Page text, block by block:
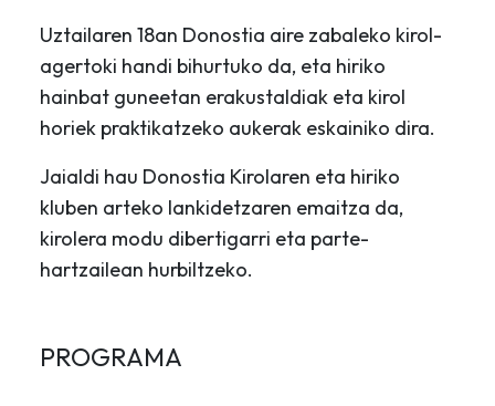
Uztailaren 18an Donostia aire zabaleko kirol-
agertoki handi bihurtuko da, eta hiriko
hainbat guneetan erakustaldiak eta kirol
horiek praktikatzeko aukerak eskainiko dira.
Jaialdi hau Donostia Kirolaren eta hiriko
kluben arteko lankidetzaren emaitza da,
kirolera modu dibertigarri eta parte-
hartzailean hurbiltzeko.
PROGRAMA